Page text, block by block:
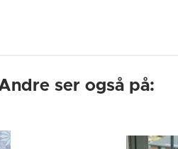
ser også på: